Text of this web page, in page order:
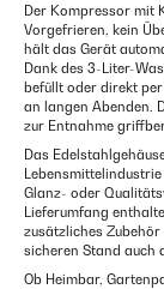
Der Kompressor mit
Vorgefrieren, kein
hält das Gerät
Dank des 3-Liter-
befüllt oder direkt
an langen Abenden.
zur Entnahme
Das
Glanz- oder
Lieferumfang
zusätzliches
sicheren Stand auch
Ob Heimbar,